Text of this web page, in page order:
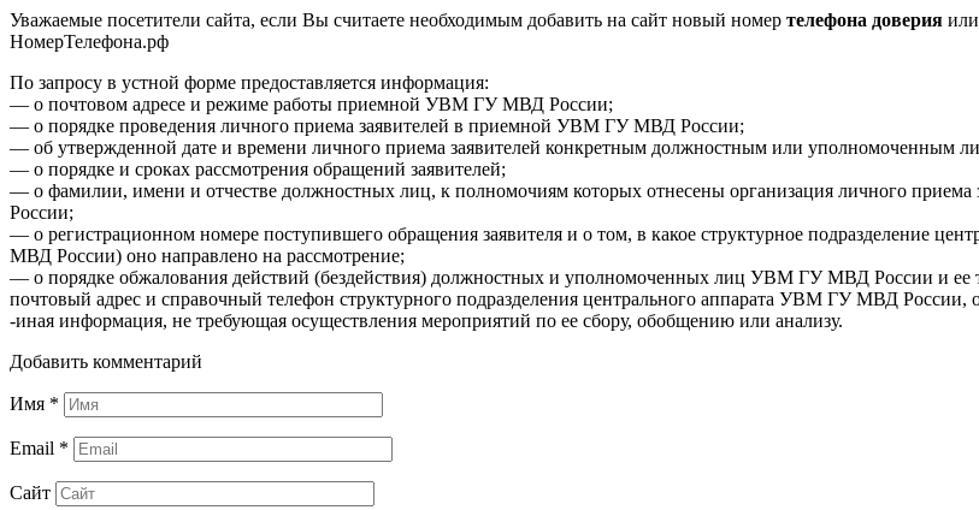
Уважаемые посетители сайта, если Вы считаете необходимым добавить на сайт новый номер телефона доверия
НомерТелефона.рф
По запросу в устной форме предоставляется информация:
— о почтовом адресе и режиме работы приемной УВМ ГУ МВД России;
— о порядке проведения личного приема заявителей в приемной УВМ ГУ МВД России;
— об утвержденной дате и времени личного приема заявителей конкретным должностным или
— о порядке и сроках рассмотрения обращений заявителей;
— о фамилии, имени и отчестве должностных лиц, к полномочиям которых отнесены организация личного
России;
— о регистрационном номере поступившего обращения заявителя и о том, в какое структурное подразделение
МВД России) оно направлено на рассмотрение;
— о порядке обжалования действий (бездействия) должностных и уполномоченных лиц УВМ ГУ МВД России и ее
почтовый адрес и справочный телефон структурного подразделения центрального аппарата УВМ ГУ МВД России,
-иная информация, не требующая осуществления мероприятий по ее сбору, обобщению или анализу.
Добавить комментарий
Имя *
Email *
Сайт